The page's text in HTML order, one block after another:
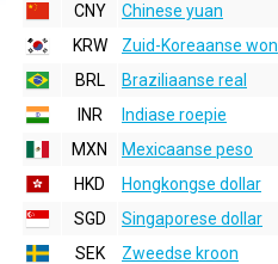
CNY
Chinese yuan
KRW
Zuid-Koreaanse won
BRL
Braziliaanse real
INR
Indiase roepie
MXN
Mexicaanse peso
HKD
Hongkongse dollar
SGD
Singaporese dollar
SEK
Zweedse kroon